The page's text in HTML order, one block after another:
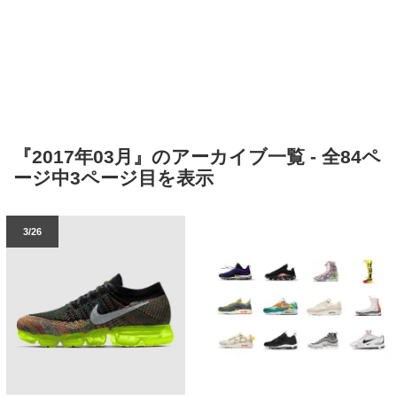
『2017年03月』のアーカイブ一覧 - 全84ペ
ージ中3ページ目を表示
3/26